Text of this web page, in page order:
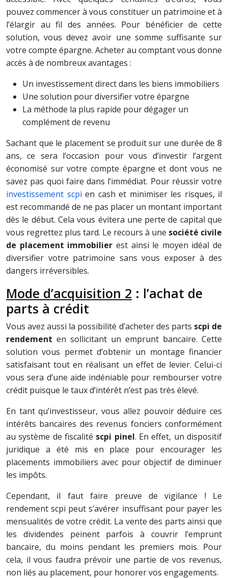
pouvez commencer à vous constituer un patrimoine et à
l’élargir au fil des années. Pour bénéficier de cette
solution, vous devez avoir une somme suffisante sur
votre compte épargne. Acheter au comptant vous donne
accès à de nombreux avantages :
Un investissement direct dans les biens immobiliers
Une solution pour diversifier votre épargne
La méthode la plus rapide pour dégager un
complément de revenu
Sachant que le placement se produit sur une durée de 8
ans, ce sera l’occasion pour vous d’investir l’argent
économisé sur votre compte épargne et dont vous ne
savez pas quoi faire dans l’immédiat. Pour réussir votre
investissement scpi en cash et minimiser les risques, il
est recommandé de ne pas placer un montant important
dès le début. Cela vous évitera une perte de capital que
vous regrettez plus tard. Le recours à une société civile
de placement immobilier est ainsi le moyen idéal de
diversifier votre patrimoine sans vous exposer à des
dangers irréversibles.
Mode d’acquisition 2 : l’achat de
parts à crédit
Vous avez aussi la possibilité d’acheter des parts scpi de
rendement en sollicitant un emprunt bancaire. Cette
solution vous permet d’obtenir un montage financier
satisfaisant tout en réalisant un effet de levier. Celui-ci
vous sera d’une aide indéniable pour rembourser votre
crédit puisque le taux d’intérêt n’est pas très élevé.
En tant qu’investisseur, vous allez pouvoir déduire ces
intérêts bancaires des revenus fonciers conformément
au système de fiscalité scpi pinel. En effet, un dispositif
juridique a été mis en place pour encourager les
placements immobiliers avec pour objectif de diminuer
les impôts.
Cependant, il faut faire preuve de vigilance ! Le
rendement scpi peut s’avérer insuffisant pour payer les
mensualités de votre crédit. La vente des parts ainsi que
les dividendes peinent parfois à couvrir l’emprunt
bancaire, du moins pendant les premiers mois. Pour
cela, il vous faudra prévoir une partie de vos revenus,
non liés au placement, pour honorer vos engagements.